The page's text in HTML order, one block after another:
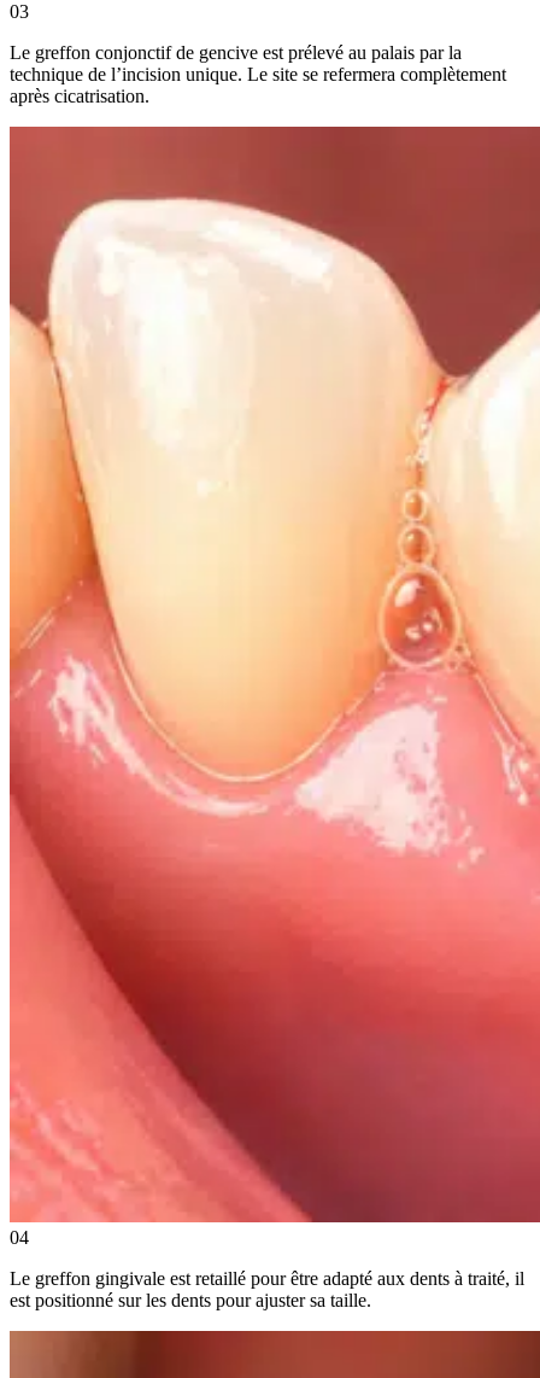
03
Le greffon conjonctif de gencive est prélevé au palais par la
technique de l’incision unique. Le site se refermera complètement
après cicatrisation.
04
Le greffon gingivale est retaillé pour être adapté aux dents à traité, il
est positionné sur les dents pour ajuster sa taille.